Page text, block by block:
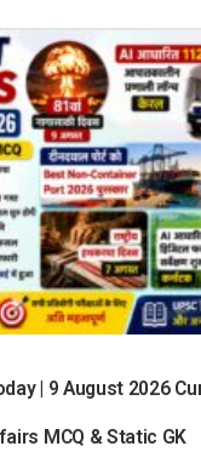
| 9 August 2026
MCQ & Static GK